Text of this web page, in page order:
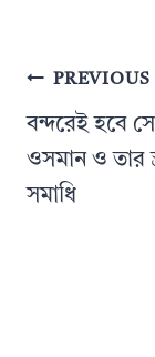
PostPREVIOUS
বন্দরেই হবে
ওসমান ও তার
সমাধি